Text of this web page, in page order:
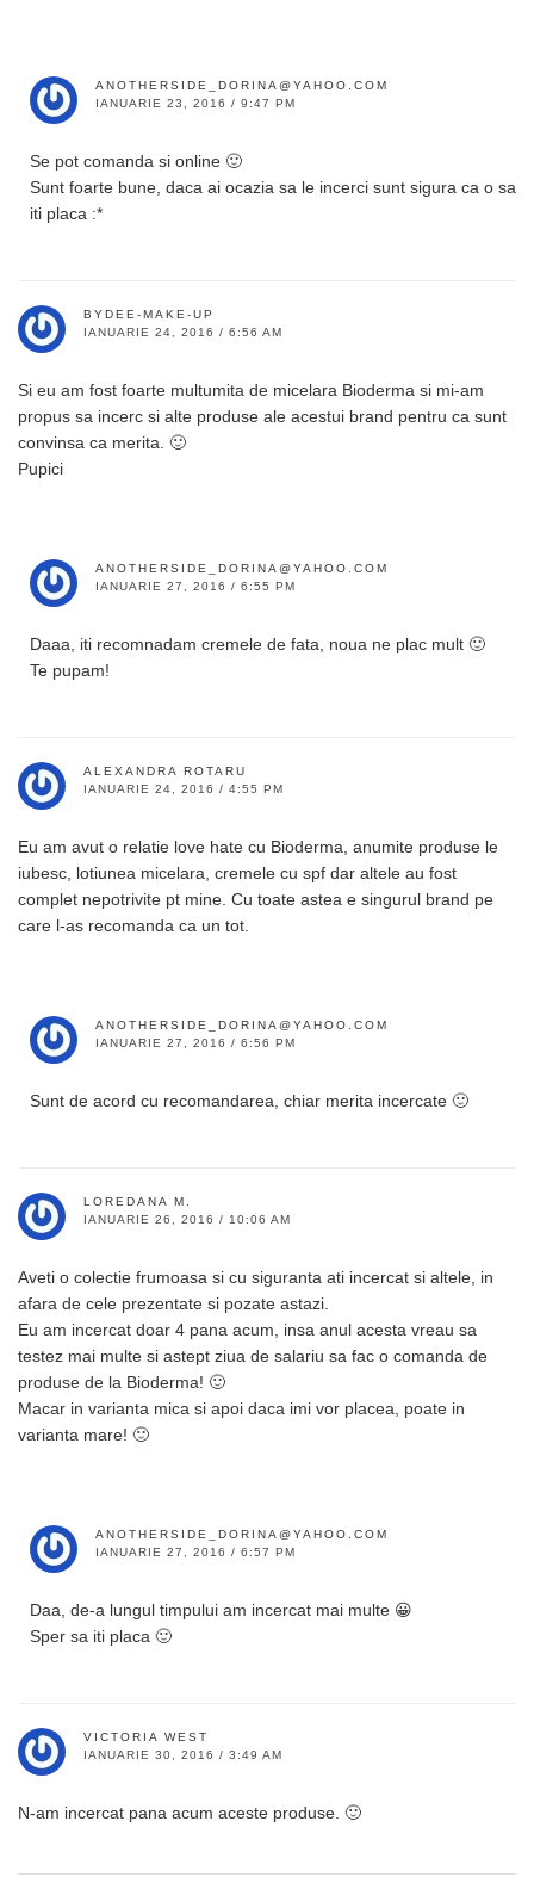
ANOTHERSIDE_DORINA@YAHOO.COM
IANUARIE 23, 2016 / 9:47 PM
Se pot comanda si online 🙂
Sunt foarte bune, daca ai ocazia sa le incerci sunt sigura ca o sa
iti placa :*
BYDEE-MAKE-UP
IANUARIE 24, 2016 / 6:56 AM
Si eu am fost foarte multumita de micelara Bioderma si mi-am
propus sa incerc si alte produse ale acestui brand pentru ca sunt
convinsa ca merita. 🙂
Pupici
ANOTHERSIDE_DORINA@YAHOO.COM
IANUARIE 27, 2016 / 6:55 PM
Daaa, iti recomnadam cremele de fata, noua ne plac mult 🙂
Te pupam!
ALEXANDRA ROTARU
IANUARIE 24, 2016 / 4:55 PM
Eu am avut o relatie love hate cu Bioderma, anumite produse le
iubesc, lotiunea micelara, cremele cu spf dar altele au fost
complet nepotrivite pt mine. Cu toate astea e singurul brand pe
care l-as recomanda ca un tot.
ANOTHERSIDE_DORINA@YAHOO.COM
IANUARIE 27, 2016 / 6:56 PM
Sunt de acord cu recomandarea, chiar merita incercate 🙂
LOREDANA M.
IANUARIE 26, 2016 / 10:06 AM
Aveti o colectie frumoasa si cu siguranta ati incercat si altele, in
afara de cele prezentate si pozate astazi.
Eu am incercat doar 4 pana acum, insa anul acesta vreau sa
testez mai multe si astept ziua de salariu sa fac o comanda de
produse de la Bioderma! 🙂
Macar in varianta mica si apoi daca imi vor placea, poate in
varianta mare! 🙂
ANOTHERSIDE_DORINA@YAHOO.COM
IANUARIE 27, 2016 / 6:57 PM
Daa, de-a lungul timpului am incercat mai multe 😀
Sper sa iti placa 🙂
VICTORIA WEST
IANUARIE 30, 2016 / 3:49 AM
N-am incercat pana acum aceste produse. 🙂